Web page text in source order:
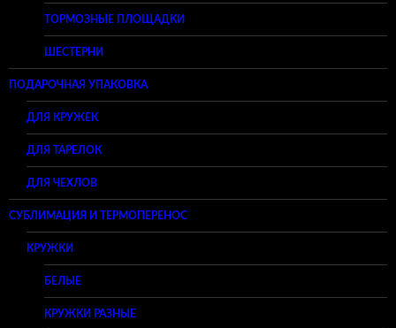
ТОРМОЗНЫЕ ПЛОЩАДКИ
ШЕСТЕРНИ
ПОДАРОЧНАЯ УПАКОВКА
ДЛЯ КРУЖЕК
ДЛЯ ТАРЕЛОК
ДЛЯ ЧЕХЛОВ
СУБЛИМАЦИЯ И ТЕРМОПЕРЕНОС
КРУЖКИ
БЕЛЫЕ
КРУЖКИ РАЗНЫЕ